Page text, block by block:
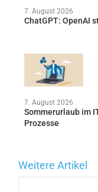
7. August 2026
ChatGPT: OpenAI
7. August 2026
Sommerurlaub im
Prozesse
Weitere Artikel